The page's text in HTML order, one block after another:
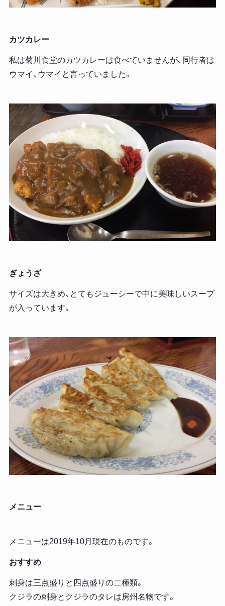
カツカレー
私は菊川食堂のカツカレーは食べていませんが、同行者は
ウマイ、ウマイと言っていました。
ぎょうざ
サイズは大きめ、とてもジューシーで中に美味しいスープ
が入っています。
メニュー
メニューは2019年10月現在のものです。
おすすめ
刺身は三点盛りと四点盛りの二種類。
クジラの刺身とクジラのタレは房州名物です。